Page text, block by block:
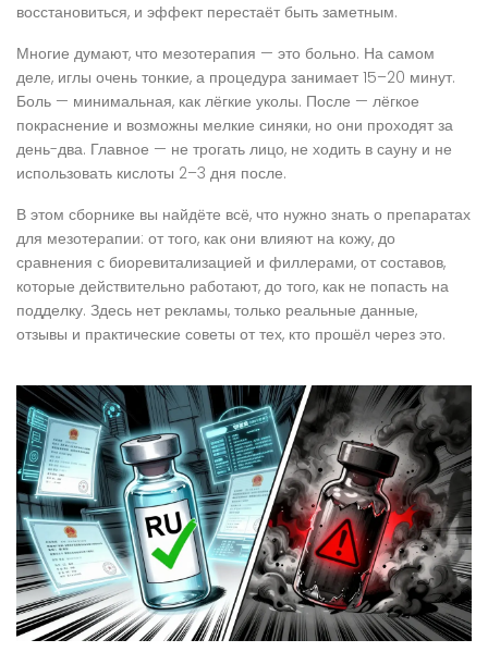
восстановиться, и эффект перестаёт быть заметным.
Многие думают, что мезотерапия — это больно. На самом
деле, иглы очень тонкие, а процедура занимает 15–20 минут.
Боль — минимальная, как лёгкие уколы. После — лёгкое
покраснение и возможны мелкие синяки, но они проходят за
день-два. Главное — не трогать лицо, не ходить в сауну и не
использовать кислоты 2–3 дня после.
В этом сборнике вы найдёте всё, что нужно знать о препаратах
для мезотерапии: от того, как они влияют на кожу, до
сравнения с биоревитализацией и филлерами, от составов,
которые действительно работают, до того, как не попасть на
подделку. Здесь нет рекламы, только реальные данные,
отзывы и практические советы от тех, кто прошёл через это.